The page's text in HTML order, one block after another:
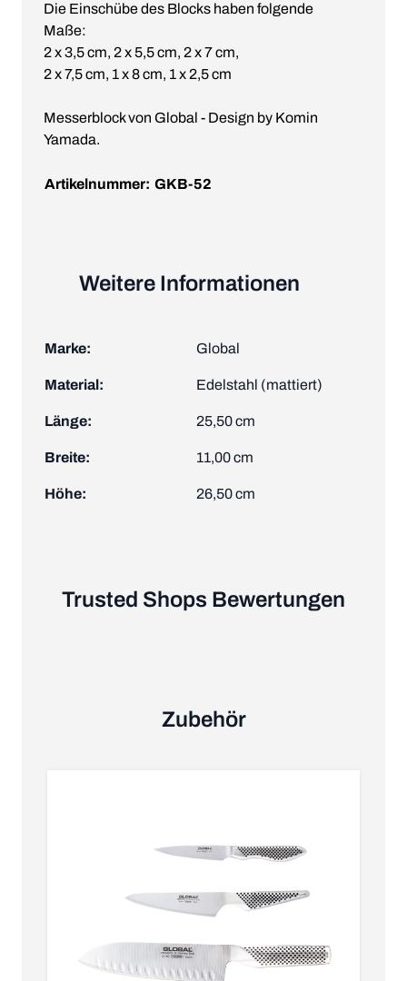
Die Einschübe des Blocks haben folgende
Maße:
2 x 3,5 cm, 2 x 5,5 cm, 2 x 7 cm,
2 x 7,5 cm, 1 x 8 cm, 1 x 2,5 cm
Messerblock von Global - Design by Komin
Yamada.
Artikelnummer: GKB-52
Weitere Informationen
Marke: Global
Material: Edelstahl (mattiert)
Länge: 25,50 cm
Breite: 11,00 cm
Höhe: 26,50 cm
Trusted Shops Bewertungen
Zubehör